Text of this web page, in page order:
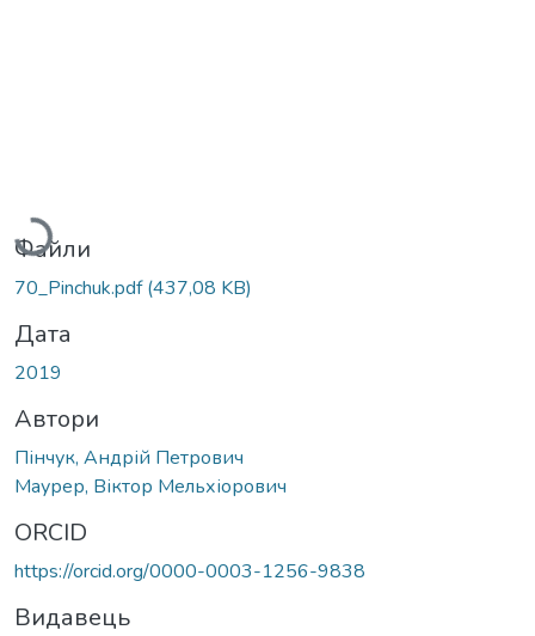
Вантажиться...
Файли
70_Pinchuk.pdf(437,08 KB)
Дата
2019
Автори
Пінчук, Андрій Петрович
Маурер, Віктор Мельхіорович
ORCID
https://orcid.org/0000-0003-1256-9838
Видавець